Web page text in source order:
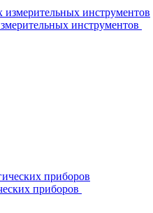
инструментов
приборов